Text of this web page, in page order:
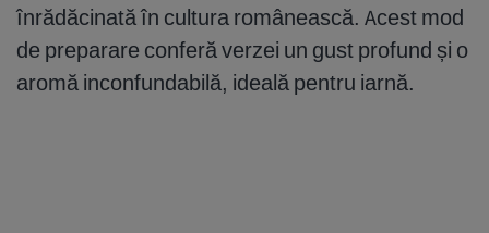
înrădăcinată în cultura românească. Acest mod
de preparare conferă verzei un gust profund și o
aromă inconfundabilă, ideală pentru iarnă.